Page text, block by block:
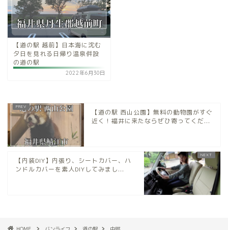
【道の駅 越前】日本海に沈む
夕日を見れる日帰り温泉併設
の道の駅
2022年6月30日
【道の駅 西山公園】無料の動物園がすぐ
近く！福井に来たならぜひ寄ってくだ...
【内装DIY】内張り、シートカバー、ハ
ンドルカバーを素人DIYしてみまし...